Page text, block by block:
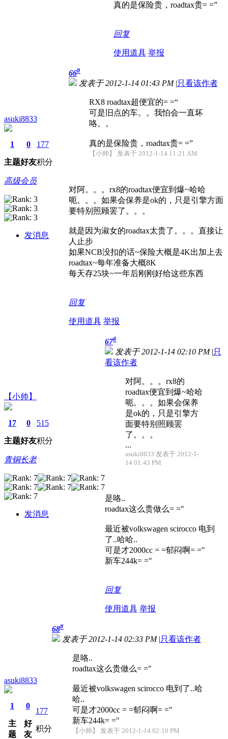
真的是保险贵，roadtax贵= =”
回复
使用道具 举报
asuki8833
1
主题
0
好友
177
积分
高级会员
发消息
66#
发表于 2012-1-14 01:43 PM |只看该作者
RX8 roadtax超便宜的= =“
可是旧点的车。。我怕会一直坏
咯。。
真的是保险贵，roadtax贵= =”
【小帅】 发表于 2012-1-14 11:21 AM
对阿。。。rx8的roadtax便宜到爆~哈哈
呃。。。如果会保养是ok的，只是引擎方面
要特别照顾罢了。。。
就是因为淑女的roadtax太贵了。。。直接让
人止步
如果NCB没扣的话~保险大概是4K出加上去
roadtax~每年准备大概8K
每天存25块~一年后刚刚好给这些东西
回复
使用道具 举报
【小帅】
17
主题
0
好友
515
积分
青铜长老
发消息
67#
发表于 2012-1-14 02:10 PM |只
看该作者
对阿。。。rx8的
roadtax便宜到爆~哈哈
呃。。。如果会保养
是ok的，只是引擎方
面要特别照顾罢
了。。。
...
asuki8833 发表于 2012-1-
14 01:43 PM
是咯..
roadtax这么贵做么= ="
最近被volkswagen scirocco 电到
了..哈哈..
可是才2000cc = =郁闷啊= ="
新车244k= ="
回复
使用道具 举报
asuki8833
1
主
题
0
好
友
177
积分
68#
发表于 2012-1-14 02:33 PM |只看该作者
是咯..
roadtax这么贵做么= ="
最近被volkswagen scirocco 电到了..哈
哈..
可是才2000cc = =郁闷啊= ="
新车244k= ="
【小帅】 发表于 2012-1-14 02:10 PM